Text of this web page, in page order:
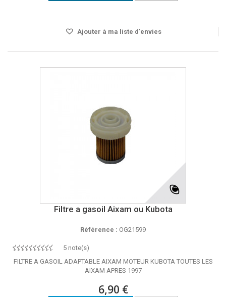
Ajouter à ma liste d'envies
Filtre a gasoil Aixam ou Kubota
Référence : OG21599
5 note(s)
FILTRE A GASOIL ADAPTABLE AIXAM MOTEUR KUBOTA TOUTES LES
AIXAM APRES 1997
6,90 €